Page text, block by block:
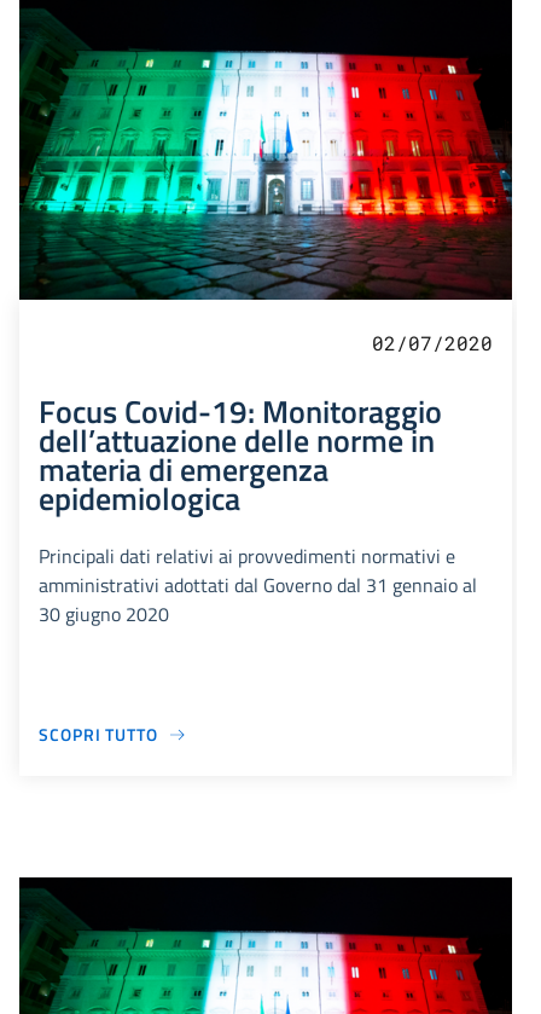
02/07/2020
Focus Covid-19: Monitoraggio
dell’attuazione delle norme in
materia di emergenza
epidemiologica
Principali dati relativi ai provvedimenti normativi e
amministrativi adottati dal Governo dal 31 gennaio al
30 giugno 2020
SCOPRI TUTTO